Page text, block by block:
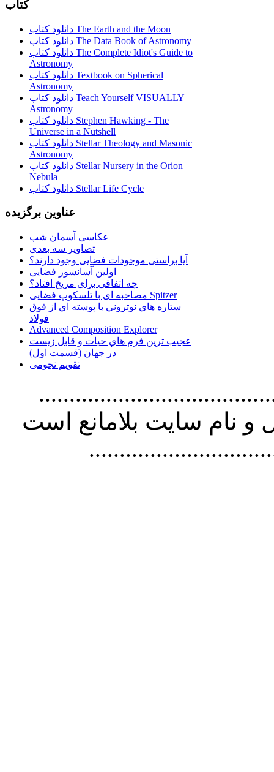
کتاب
دانلود کتاب The Earth and the Moon
دانلود کتاب The Data Book of Astronomy
دانلود کتاب The Complete Idiot's Guide to
Astronomy
دانلود کتاب Textbook on Spherical
Astronomy
دانلود کتاب Teach Yourself VISUALLY
Astronomy
دانلود کتاب Stephen Hawking - The
Universe in a Nutshell
دانلود کتاب Stellar Theology and Masonic
Astronomy
دانلود کتاب Stellar Nursery in the Orion
Nebula
دانلود کتاب Stellar Life Cycle
عناوین برگزیده
عکاسی آسمان شب
تصاویر سه بعدی
آیا براستی موجودات فضایی وجود دارند؟
اولین آسانسور فضایی
چه اتفاقی برای مریخ افتاد؟
مصاحبه ای با تلسکوپ فضایی Spitzer
ستاره هاي نوتروني با پوسته اي از فوق
فولاد
Advanced Composition Explorer
عجیب ترین فرم هاي حيات و قابل زيست
در جهان (قسمت اول)
تقویم نجومی
استفاده از
نام سايت بلامانع است